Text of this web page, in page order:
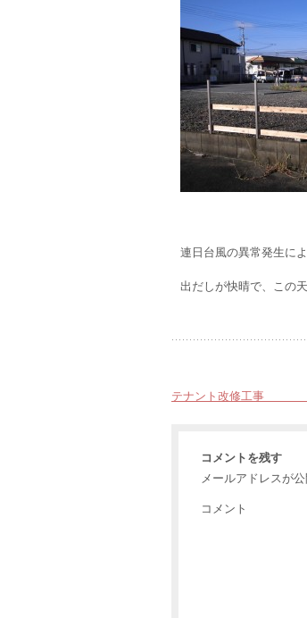
連日台風の異常発生に
出だしが快晴で、この
テナント改修
コメントを残す
メールアドレスが
コメント